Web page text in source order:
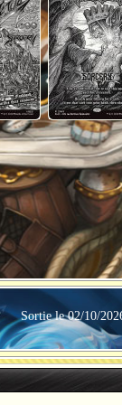
Sortie le 02/10/